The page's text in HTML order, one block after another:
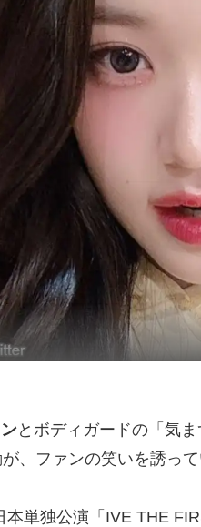
とボディガードの「気
、ファンの笑いを誘って
単独公演「IVE THE